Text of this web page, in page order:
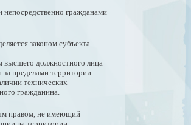
непосредственно гражданами
законом субъекта
высшего должностного лица
пределами территории
технических
гражданина.
правом, не имеющий